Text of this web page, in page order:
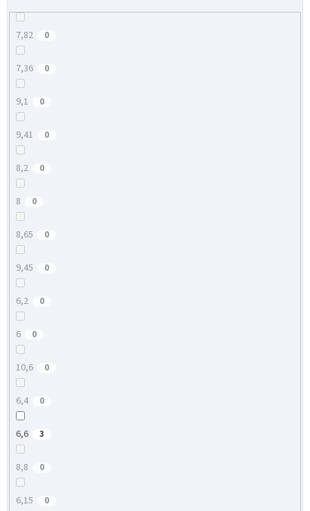
7,82 0
7,36 0
9,1 0
9,41 0
8,2 0
8 0
8,65 0
9,45 0
6,2 0
6 0
10,6 0
6,4 0
6,6 3
8,8 0
6,15 0